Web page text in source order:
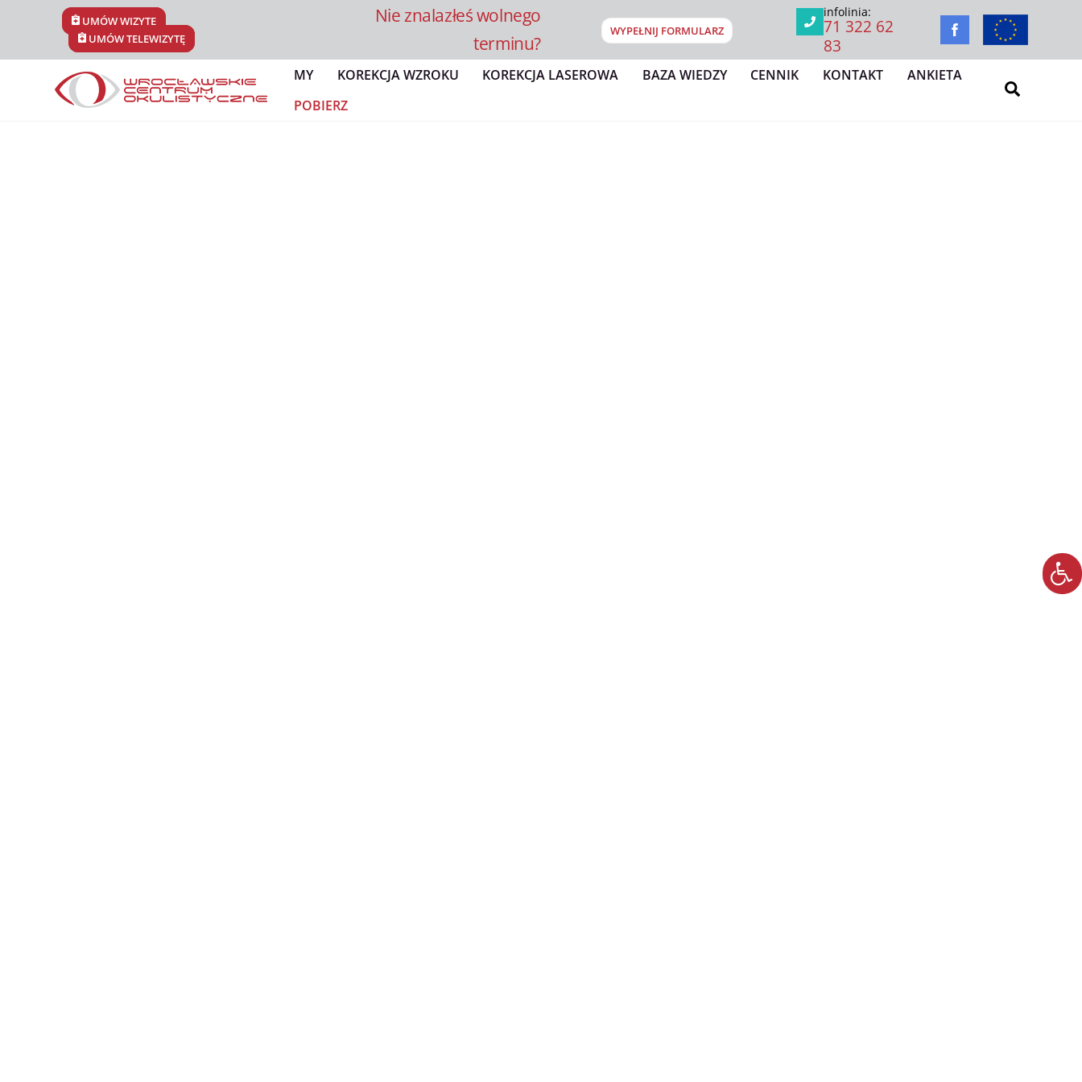
UMÓW WIZYTĘ
UMÓW TELEWIZYTĘ
Nie znalazłeś wolnego
terminu?
WYPEŁNIJ FORMULARZ
infolinia:
71 322 62
83
MY KOREKCJA WZROKU KOREKCJA LASEROWA BAZA WIEDZY CENNIK KONTAKT
ANKIETA
POBIERZ